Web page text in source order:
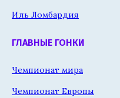
Иль Ломбардия
ГЛАВНЫЕ ГОНКИ
Чемпионат мира
Чемпионат Европы